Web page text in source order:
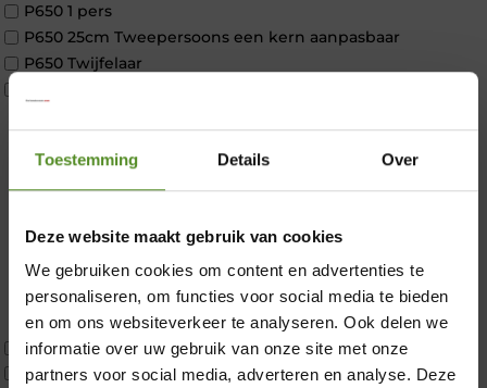
Toestemming Details Over
Deze website maakt gebruik van cookies
We gebruiken cookies om content en advertenties te
personaliseren, om functies voor social media te bieden
en om ons websiteverkeer te analyseren. Ook delen we
informatie over uw gebruik van onze site met onze
partners voor social media, adverteren en analyse. Deze
P650 1 pers
P650 25cm Tweepersoons een kern aanpasbaar
P650 Twijfelaar
2 personen
2 personen split
Materiaal
Koudschuim
Latex
Traagschuim
Tweepersoons 1 kern
Tweepersoons 1 kern product
×